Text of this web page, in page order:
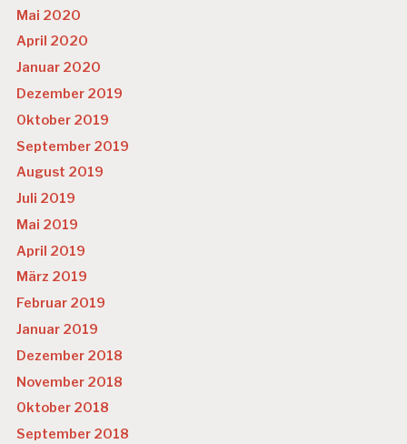
Mai 2020
April 2020
Januar 2020
Dezember 2019
Oktober 2019
September 2019
August 2019
Juli 2019
Mai 2019
April 2019
März 2019
Februar 2019
Januar 2019
Dezember 2018
November 2018
Oktober 2018
September 2018